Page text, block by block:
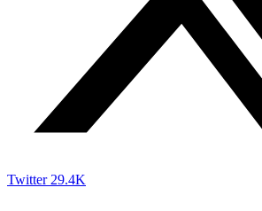
Twitter 29.4K